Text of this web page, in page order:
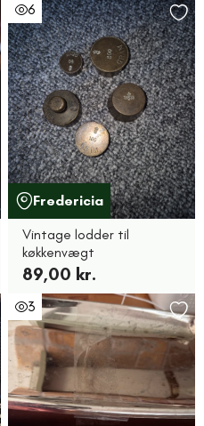
6
Fredericia
Vintage lodder til
køkkenvægt
89,00 kr.
3